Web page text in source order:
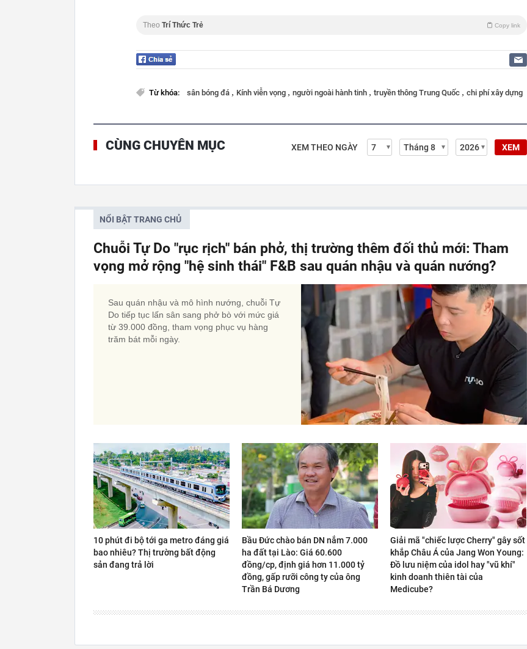
Theo Trí Thức Trẻ Copy link
Từ khóa: sân bóng đá , Kính viễn vọng , người ngoài hành tinh , truyền thông Trung Quốc , chi phí xây dựng
CÙNG CHUYÊN MỤC XEM THEO NGÀY XEM
NỔI BẬT TRANG CHỦ
Chuỗi Tự Do "rục rịch" bán phở, thị trường thêm đối thủ mới: Tham
vọng mở rộng "hệ sinh thái" F&B sau quán nhậu và quán nướng?
Sau quán nhậu và mô hình nướng, chuỗi Tự
Do tiếp tục lấn sân sang phở bò với mức giá
từ 39.000 đồng, tham vọng phục vụ hàng
trăm bát mỗi ngày.
10 phút đi bộ tới ga metro đáng giá
bao nhiêu? Thị trường bất động
sản đang trả lời
Bầu Đức chào bán DN nắm 7.000
ha đất tại Lào: Giá 60.600
đồng/cp, định giá hơn 11.000 tỷ
đồng, gấp rưỡi công ty của ông
Trần Bá Dương
Giải mã "chiếc lược Cherry" gây sốt
khắp Châu Á của Jang Won Young:
Đồ lưu niệm của idol hay "vũ khí"
kinh doanh thiên tài của
Medicube?